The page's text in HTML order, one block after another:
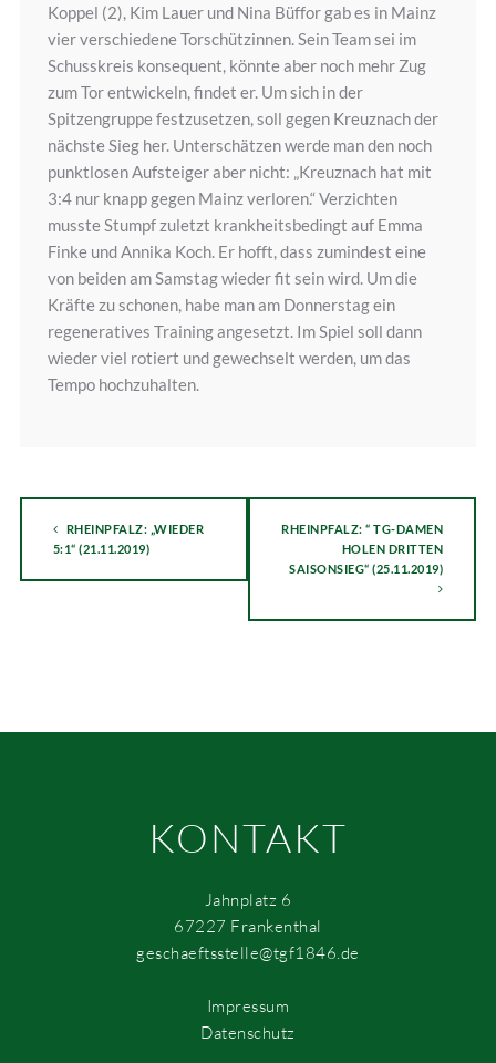
Koppel (2), Kim Lauer und Nina Büffor gab es in Mainz
vier verschiedene Torschützinnen. Sein Team sei im
Schusskreis konsequent, könnte aber noch mehr Zug
zum Tor entwickeln, findet er. Um sich in der
Spitzengruppe festzusetzen, soll gegen Kreuznach der
nächste Sieg her. Unterschätzen werde man den noch
punktlosen Aufsteiger aber nicht: „Kreuznach hat mit
3:4 nur knapp gegen Mainz verloren.“ Verzichten
musste Stumpf zuletzt krankheitsbedingt auf Emma
Finke und Annika Koch. Er hofft, dass zumindest eine
von beiden am Samstag wieder fit sein wird. Um die
Kräfte zu schonen, habe man am Donnerstag ein
regeneratives Training angesetzt. Im Spiel soll dann
wieder viel rotiert und gewechselt werden, um das
Tempo hochzuhalten.
RHEINPFALZ: „WIEDER
5:1“ (21.11.2019)
RHEINPFALZ: “ TG-DAMEN
HOLEN DRITTEN
SAISONSIEG“ (25.11.2019)
KONTAKT
Jahnplatz 6
67227 Frankenthal
geschaeftsstelle@tgf1846.de
Impressum
Datenschutz